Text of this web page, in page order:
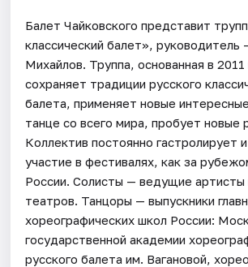
Балет Чайковского представит
классический балет», руководитель
Михайлов. Труппа, основанная в 2011
сохраняет традиции русского
балета, применяет новые
танце со всего мира, пробует новые
Коллектив постоянно гастролирует
участие в фестивалях, как за
России. Солисты — ведущие артисты
театров. Танцоры — выпускники
хореографических школ России:
государственной академии
русского балета им. Вагановой,